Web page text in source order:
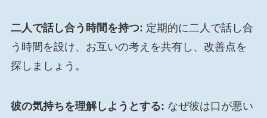
二人で話し合う時間を持つ: 定期的に二人で話し合
う時間を設け、お互いの考えを共有し、改善点を
探しましょう。
彼の気持ちを理解しようとする: なぜ彼は口が悪い